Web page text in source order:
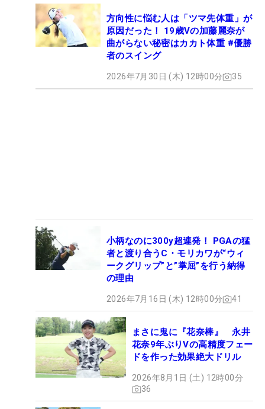
方向性に悩む人は「ツマ先体重」が
原因だった！ 19歳Vの加藤麗奈が
曲がらない秘密はカカト体重 #優勝
者のスイング
2026年7月30日 (木) 12時00分 35
小柄なのに300y超連発！ PGAの猛
者と渡り合うC・モリカワが“ウィ
ークグリップ”と”掌屈”を行う納得
の理由
2026年7月16日 (木) 12時00分 41
まさに鬼に『花奈棒』 永井
花奈9年ぶりVの高精度フェー
ドを作った効果絶大ドリル
2026年8月1日 (土) 12時00分
36